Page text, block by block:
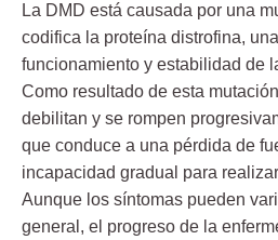
La DMD está causada por una
codifica la proteína distrofina,
funcionamiento y estabilidad de
Como resultado de esta
debilitan y se rompen
que conduce a una pérdida de
incapacidad gradual para
Aunque los síntomas pueden
general, el progreso de la